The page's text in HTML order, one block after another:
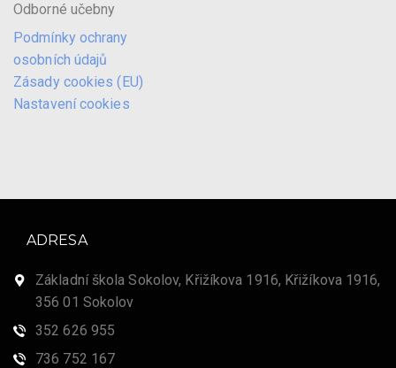
Odborné učebny
Podmínky ochrany
osobních údajů
Zásady cookies (EU)
Nastavení cookies
ADRESA
Základní škola Sokolov, Křižíkova 1916, Křižíkova 1916,
356 01 Sokolov
352 626 955
736 752 167